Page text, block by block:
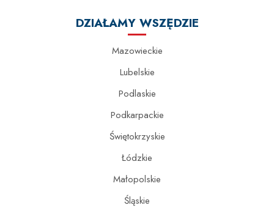
DZIAŁAMY WSZĘDZIE
Mazowieckie
Lubelskie
Podlaskie
Podkarpackie
Świętokrzyskie
Łódzkie
Małopolskie
Śląskie